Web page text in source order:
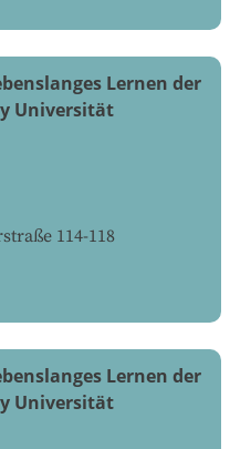
Lernen der
Universität
114-118
Lernen der
Universität